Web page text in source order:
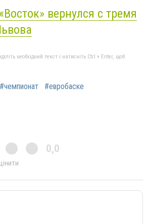
вернулся с тремя
необхідний текст і натисніть Ctrl + Enter, щоб
#чемпионат #евробаске
0,0